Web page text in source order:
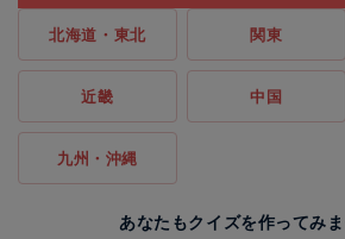
北海道・東北 関東
近畿 中国
九州・沖縄
あなたもクイズを作ってみ